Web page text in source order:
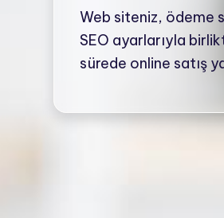
Web siteniz, ödeme
SEO ayarlarıyla
sürede online satış